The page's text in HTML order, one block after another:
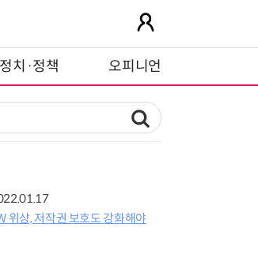
정치·정책 오피니언
위상, 저작권 보호도 강화해야